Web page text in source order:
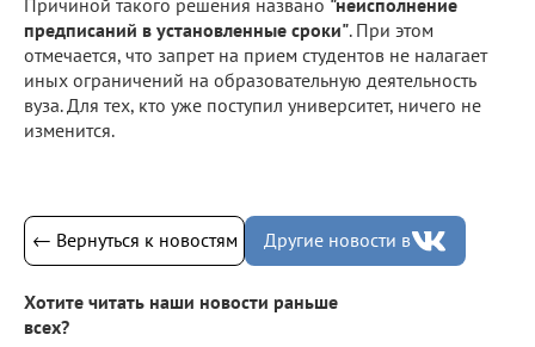
предписаний в установленные сроки". При этом
отмечается, что запрет на прием студентов не налагает
иных ограничений на образовательную деятельность
вуза. Для тех, кто уже поступил университет, ничего не
изменится.
← Вернуться к новостям Другие новости в
Хотите читать наши новости раньше
всех?